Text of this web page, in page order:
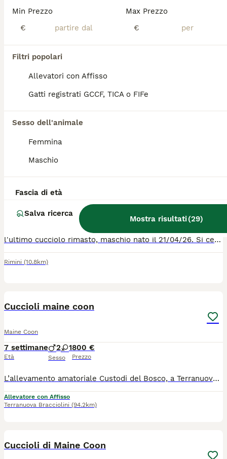
Min Prezzo
€
Max Prezzo
€
Filtri popolari
Allevatori con Affisso
Gatti registrati GCCF, TICA o FIFe
Sesso dell'animale
Femmina
Maschio
Fascia di età
Salva ricerca
Mostra risultati(29)
Maine Coon Cucciola con Pedigree
Maine Coon
Sesso
Bentivoglio (116.3km)
Maine Coon
15 settimane 600 €
Prezzo
l'ultimo cucciolo rimasto, maschio nato il 21/04/26. Si cede svezzato,sverminato e con due vaccini. Abituato alla lettiera e tiragraffi. Ottimo carattere, dolce ed affettuoso.
Rimini (10.8km)
Cuccioli maine coon
Maine Coon
7 settimane
Età
2 1
Sesso
800 €
Prezzo
L’allevamento amatoriale Custodi del Bosco, a Terranuova Bracciolini (AR), ha ancora disponibili 3 splendidi cuccioli pronti a raggiungere le loro nuove famiglie da settembre: 2 cuccioli rossi 1 femmina tricolore con una particolare macchia sul viso Cresciuti in ambiente familiare, con amore e attenzioni, per sviluppare un carattere socievole, equilibrato e affettuoso. Cosa include la cessione del cucciolo: Pedigree AFEF Microchip già inserito e registrazione all'anagrafe felina Ciclo di vaccinazioni e sverminazioni effettuati. Libretto sanitario Test genetici dei genitori Ci troviamo a Terranuova Bracciolini (AR), in Toscana. Se vuoi venire a conoscerli o desideri ricevere maggiori informazioni, foto e video dei singoli cuccioli, non esitare a contattarci! Saremo felici di trovare la famiglia perfetta per ognuno dei nostri "Custodi del Bosco".
Allevatore con Affisso
Terranuova Bracciolini (94.2km)
Cuccioli di Maine Coon